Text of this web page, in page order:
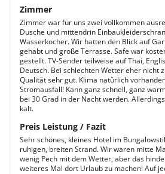
Zimmer
Zimmer war für uns zwei vollkommen
Dusche und mittendrin
Wasserkocher. Wir hatten den Blick auf
gehabt und große Terrasse. Safe war
gestellt. TV-Sender teilweise auf Thai,
Deutsch. Bei schlechten Wetter eher nicht
Qualität sehr gut. Klima natürlich
Stromausfall! Kann ganz schnell, ganz
bei 30 Grad in der Nacht werden.
kalt.
Preis Leistung / Fazit
Sehr schönes, kleines Hotel im
ruhigen, breiten Strand. Wir waren mitte
wenig Pech mit dem Wetter, aber das
weiteres Mal dort Urlaub zu machen! Auf